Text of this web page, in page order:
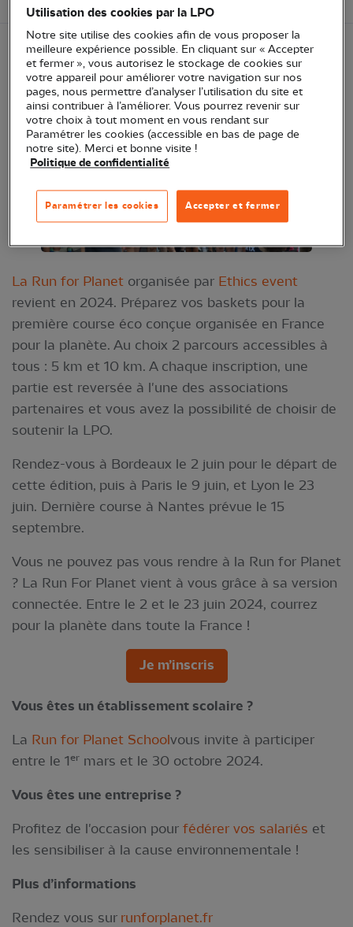
Participez à la 4e édition de cette course solidaire
et soutenez la LPO.
La Run for Planet organisée par Ethics event
revient en 2024. Préparez vos baskets pour la
première course éco conçue organisée en France
pour la planète. Au choix 2 parcours accessibles à
tous : 5 km et 10 km. A chaque inscription, une
partie est reversée à l'une des associations
partenaires et vous avez la possibilité de choisir de
soutenir la LPO.
Rendez-vous à Bordeaux le 2 juin pour le départ de
cette édition, puis à Paris le 9 juin, et Lyon le 23
juin. Dernière course à Nantes prévue le 15
septembre.
Vous ne pouvez pas vous rendre à la Run for Planet
? La Run For Planet vient à vous grâce à sa version
connectée. Entre le 2 et le 23 juin 2024, courrez
pour la planète dans toute la France !
Je m’inscris
Vous êtes un établissement scolaire ?
La Run for Planet Schoolvous invite à participer
entre le 1 er mars et le 30 octobre 2024.
Vous êtes une entreprise ?
Profitez de l'occasion pour fédérer vos salariés et
les sensibiliser à la cause environnementale !
Plus d’informations
Rendez vous sur runforplanet.fr
Utilisation des cookies par la LPO
Notre site utilise des cookies afin de vous proposer la
meilleure expérience possible. En cliquant sur « Accepter
et fermer », vous autorisez le stockage de cookies sur
votre appareil pour améliorer votre navigation sur nos
pages, nous permettre d’analyser l’utilisation du site et
ainsi contribuer à l’améliorer. Vous pourrez revenir sur
votre choix à tout moment en vous rendant sur
Paramétrer les cookies (accessible en bas de page de
notre site). Merci et bonne visite !
Politique de confidentialité
Accepter et fermer
Paramétrer les cookies